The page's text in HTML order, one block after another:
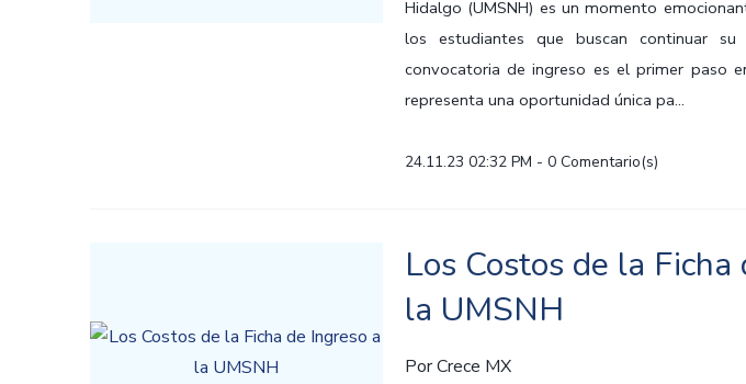
Hidalgo (UMSNH) es un momento
los estudiantes que buscan continuar su
convocatoria de ingreso es el primer paso
representa una oportunidad única pa...
24.11.23 02:32 PM - 0Comentario(s)
Los Costos de la Ficha
la UMSNH
PorCrece MX